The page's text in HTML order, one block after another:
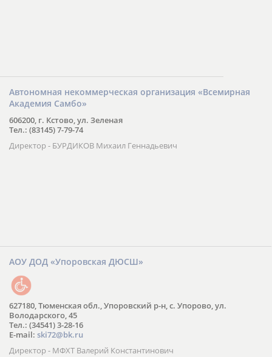
Автономная некоммерческая организация «Всемирная
Академия Самбо»
606200, г. Кстово, ул. Зеленая
Тел.: (83145) 7-79-74
Директор - БУРДИКОВ Михаил Геннадьевич
АОУ ДОД «Упоровская ДЮСШ»
627180, Тюменская обл., Упоровский р-н, с. Упорово, ул.
Володарского, 45
Тел.: (34541) 3-28-16
E-mail: ski72@bk.ru
Директор - МФХТ Валерий Константинович